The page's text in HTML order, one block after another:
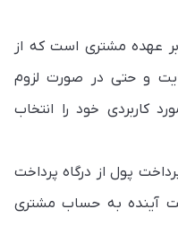
بر عهده مشتری است که از
و حتی در صورت لزوم
کاربردی خود را انتخاب
پول از درگاه پرداخت
‌مبلغ پول تا ۷۲ ساعت آینده به حساب مشتری